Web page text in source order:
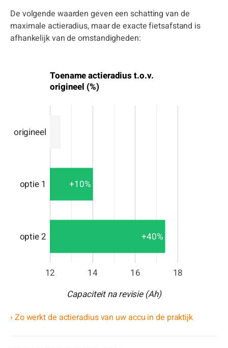
De volgende waarden geven een schatting van de
maximale actieradius, maar de exacte fietsafstand is
afhankelijk van de omstandigheden:
Toename actieradius t.o.v.
origineel (%)
12 14 16 18
origineel
optie 1
optie 2
+10%
+40%
Capaciteit na revisie (Ah)
› Zo werkt de actieradius van uw accu in de praktijk